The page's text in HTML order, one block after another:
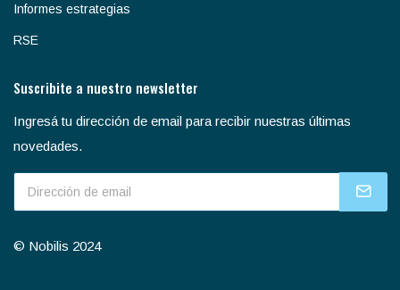
Informes estrategias
RSE
Suscribite a nuestro newsletter
Ingresá tu dirección de email para recibir nuestras últimas
novedades.
© Nobilis 2024